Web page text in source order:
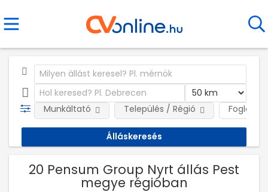
Munkáltató Település / Régió
20 Pensum Group Nyrt állás Pest
megye régióban